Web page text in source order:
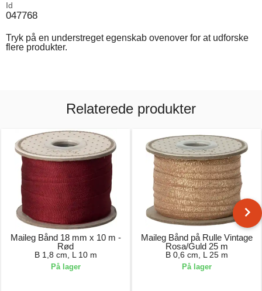
Id
047768
Tryk på en understreget egenskab ovenover for at udforske
flere produkter.
Relaterede produkter
Maileg Bånd 18 mm x 10 m -
Rød
B 1,8 cm, L 10 m
På lager
Maileg Bånd på Rulle Vintage
Rosa/Guld 25 m
B 0,6 cm, L 25 m
På lager